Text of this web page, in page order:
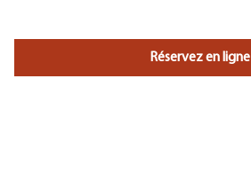
Réservez en ligne